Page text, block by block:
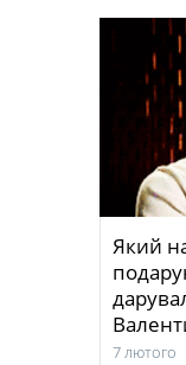
Який
7 лютого